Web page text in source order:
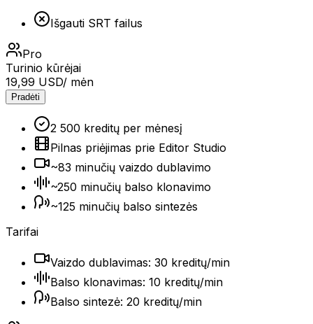
Išgauti SRT failus
Pro
Turinio kūrėjai
19,99 USD/ mėn
Pradėti
2 500 kreditų per mėnesį
Pilnas priėjimas prie Editor Studio
~83 minučių vaizdo dublavimo
~250 minučių balso klonavimo
~125 minučių balso sintezės
Tarifai
Vaizdo dublavimas: 30 kreditų/min
Balso klonavimas: 10 kreditų/min
Balso sintezė: 20 kreditų/min